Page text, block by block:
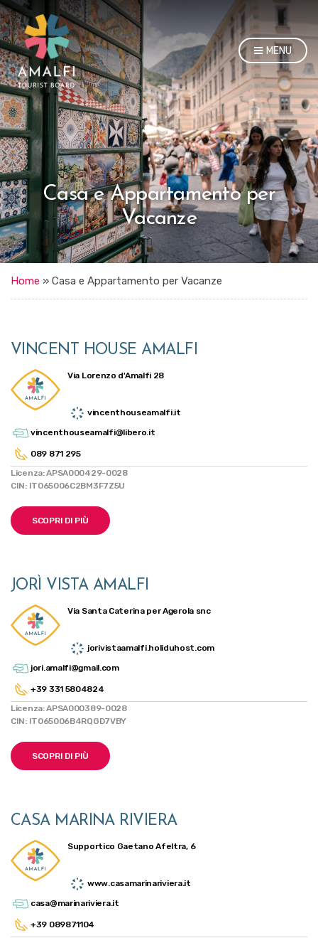
MENU
Casa e Appartamento per
Vacanze
Home » Casa e Appartamento per Vacanze
VINCENT HOUSE AMALFI
Via Lorenzo d'Amalfi 28
vincenthouseamalfi.it
vincenthouseamalfi@libero.it
089 871 295
Licenza: APSA000429-0028
CIN: IT065006C2BM3F7Z5U
SCOPRI DI PIÙ
JORÌ VISTA AMALFI
Via Santa Caterina per Agerola snc
jorivistaamalfi.holiduhost.com
jori.amalfi@gmail.com
+39 331 5804824
Licenza: APSA000389-0028
CIN: IT065006B4RQGD7VBY
SCOPRI DI PIÙ
CASA MARINA RIVIERA
Supportico Gaetano Afeltra, 6
www.casamarinariviera.it
casa@marinariviera.it
+39 089871104